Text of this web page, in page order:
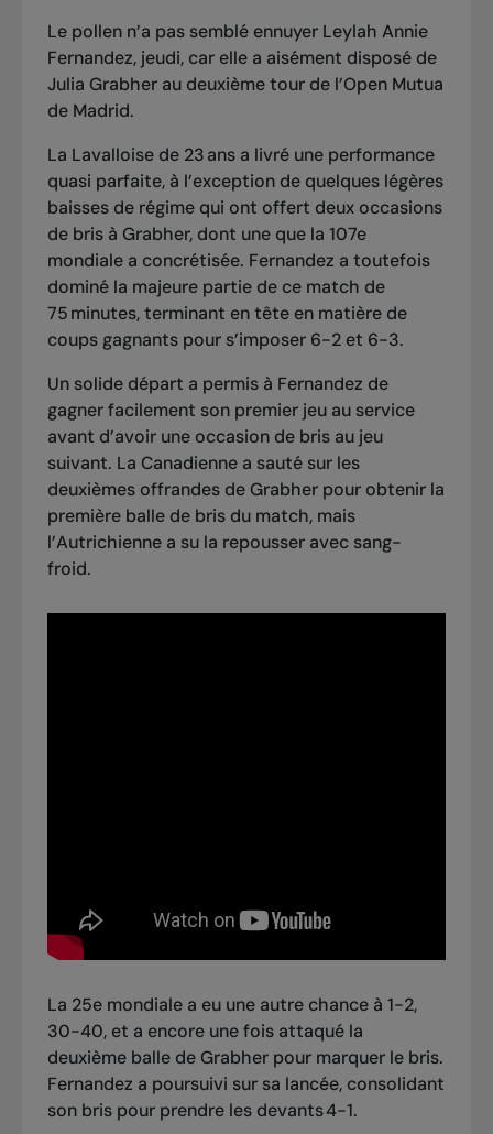
Le pollen n’a pas semblé ennuyer Leylah Annie
Fernandez, jeudi, car elle a aisément disposé de
Julia Grabher au deuxième tour de l’Open Mutua
de Madrid.
La Lavalloise de 23 ans a livré une performance
quasi parfaite, à l’exception de quelques légères
baisses de régime qui ont offert deux occasions
de bris à Grabher, dont une que la 107e
mondiale a concrétisée. Fernandez a toutefois
dominé la majeure partie de ce match de
75 minutes, terminant en tête en matière de
coups gagnants pour s’imposer 6-2 et 6-3.
Un solide départ a permis à Fernandez de
gagner facilement son premier jeu au service
avant d’avoir une occasion de bris au jeu
suivant. La Canadienne a sauté sur les
deuxièmes offrandes de Grabher pour obtenir la
première balle de bris du match, mais
l’Autrichienne a su la repousser avec sang-
froid.
La 25e mondiale a eu une autre chance à 1-2,
30-40, et a encore une fois attaqué la
deuxième balle de Grabher pour marquer le bris.
Fernandez a poursuivi sur sa lancée, consolidant
son bris pour prendre les devants 4-1.